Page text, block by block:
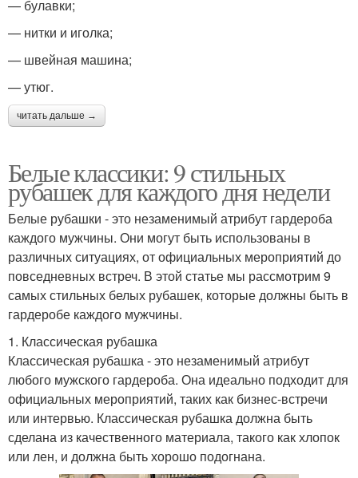
— булавки;
— нитки и иголка;
— швейная машина;
— утюг.
читать дальше →
Белые классики: 9 стильных
рубашек для каждого дня недели
Белые рубашки - это незаменимый атрибут гардероба
каждого мужчины. Они могут быть использованы в
различных ситуациях, от официальных мероприятий до
повседневных встреч. В этой статье мы рассмотрим 9
самых стильных белых рубашек, которые должны быть в
гардеробе каждого мужчины.
1. Классическая рубашка
Классическая рубашка - это незаменимый атрибут
любого мужского гардероба. Она идеально подходит для
официальных мероприятий, таких как бизнес-встречи
или интервью. Классическая рубашка должна быть
сделана из качественного материала, такого как хлопок
или лен, и должна быть хорошо подогнана.